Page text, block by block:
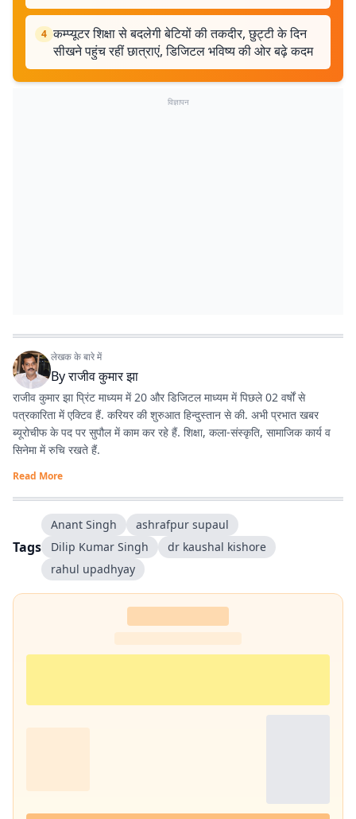
4 कम्प्यूटर शिक्षा से बदलेगी बेटियों की तकदीर, छुट्टी के दिन
सीखने पहुंच रहीं छात्राएं, डिजिटल भविष्य की ओर बढ़े कदम
विज्ञापन
लेखक के बारे में
Byराजीव कुमार झा
राजीव कुमार झा प्रिंट माध्यम में 20 और डिजिटल माध्यम में पिछले 02 वर्षों से
पत्रकारिता में एक्टिव हैं. करियर की शुरुआत हिन्दुस्तान से की. अभी प्रभात खबर
ब्यूरोचीफ के पद पर सुपौल में काम कर रहे हैं. शिक्षा, कला-संस्कृति, सामाजिक कार्य व
सिनेमा में रुचि रखते हैं.
Read More
Tags
Anant Singh
ashrafpur supaul
Dilip Kumar Singh
dr kaushal kishore
rahul upadhyay